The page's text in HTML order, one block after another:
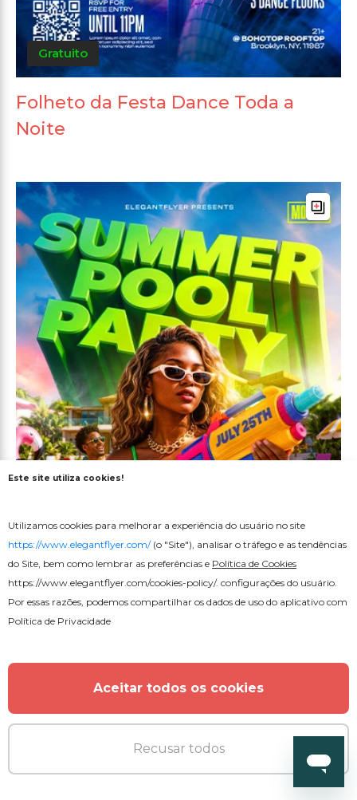
Gratuito
Folheto da Festa Dance Toda a
Noite
Folheto da Festa na Piscina de
Este site utiliza cookies!
Utilizamos cookies para melhorar a experiência do usuário no site
https://www.elegantflyer.com/(o "Site"), analisar o tráfego e as tendências
do Site, bem como lembrar as preferências e Política de Cookies
https://www.elegantflyer.com/cookies-policy/. configurações do usuário.
Por essas razões, podemos compartilhar os dados de uso do aplicativo com
Política de Privacidade
Aceitar todos os cookies
Recusar todos